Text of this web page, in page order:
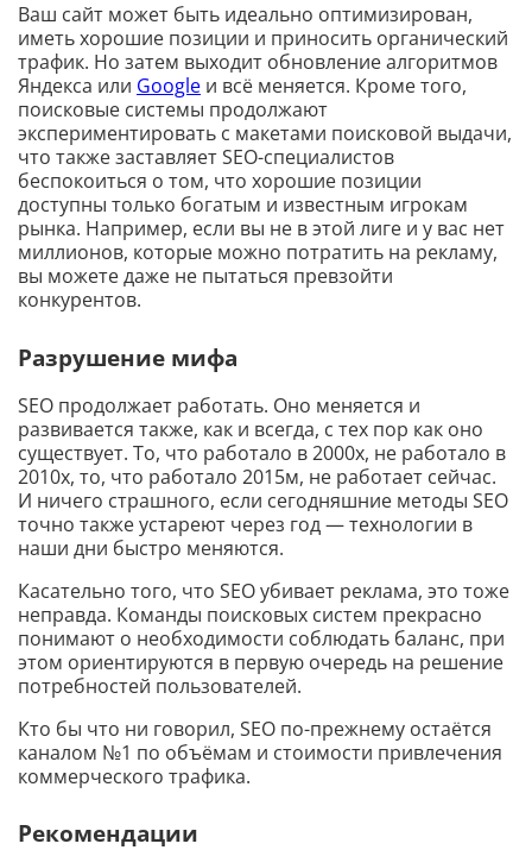
Ваш сайт может быть идеально оптимизирован,
иметь хорошие позиции и приносить органический
трафик. Но затем выходит обновление алгоритмов
Яндекса или Google и всё меняется. Кроме того,
поисковые системы продолжают
экспериментировать с макетами поисковой выдачи,
что также заставляет SEO-специалистов
беспокоиться о том, что хорошие позиции
доступны только богатым и известным игрокам
рынка. Например, если вы не в этой лиге и у вас нет
миллионов, которые можно потратить на рекламу,
вы можете даже не пытаться превзойти
конкурентов.
Разрушение мифа
SEO продолжает работать. Оно меняется и
развивается также, как и всегда, с тех пор как оно
существует. То, что работало в 2000х, не работало в
2010х, то, что работало 2015м, не работает сейчас.
И ничего страшного, если сегодняшние методы SEO
точно также устареют через год — технологии в
наши дни быстро меняются.
Касательно того, что SEO убивает реклама, это тоже
неправда. Команды поисковых систем прекрасно
понимают о необходимости соблюдать баланс, при
этом ориентируются в первую очередь на решение
потребностей пользователей.
Кто бы что ни говорил, SEO по-прежнему остаётся
каналом №1 по объёмам и стоимости привлечения
коммерческого трафика.
Рекомендации